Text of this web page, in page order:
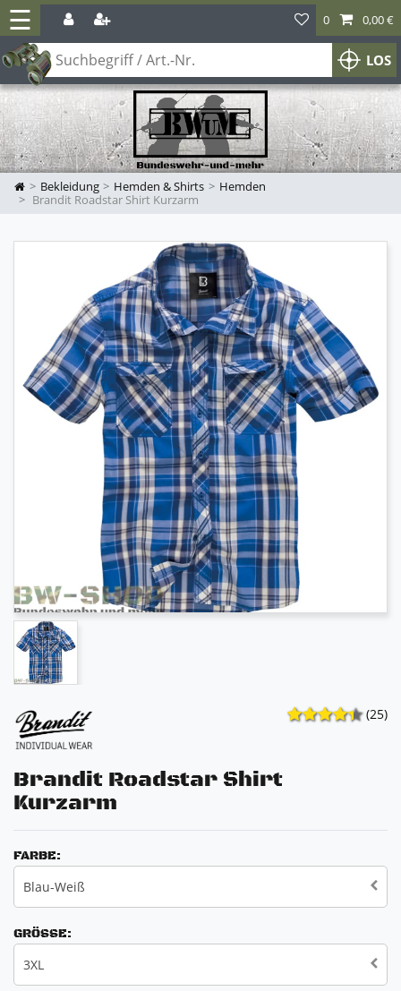
☰
LOS
0 0,00 €
Bekleidung Hemden & Shirts
Hemden
Brandit Roadstar Shirt Kurzarm
(25)
Brandit Roadstar Shirt
Kurzarm
FARBE:
Blau-Weiß
GRÖSSE:
3XL